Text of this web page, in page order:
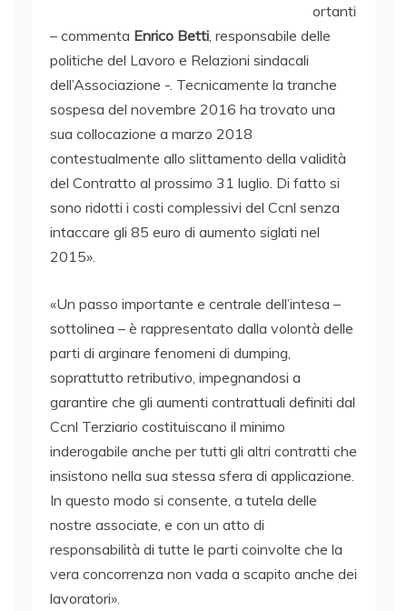
ortanti
– commenta Enrico Betti , responsabile delle
politiche del Lavoro e Relazioni sindacali
dell’Associazione -. Tecnicamente la tranche
sospesa del novembre 2016 ha trovato una
sua collocazione a marzo 2018
contestualmente allo slittamento della validità
del Contratto al prossimo 31 luglio. Di fatto si
sono ridotti i costi complessivi del Ccnl senza
intaccare gli 85 euro di aumento siglati nel
2015».
«Un passo importante e centrale dell’intesa –
sottolinea – è rappresentato dalla volontà delle
parti di arginare fenomeni di dumping,
soprattutto retributivo, impegnandosi a
garantire che gli aumenti contrattuali definiti dal
Ccnl Terziario costituiscano il minimo
inderogabile anche per tutti gli altri contratti che
insistono nella sua stessa sfera di applicazione.
In questo modo si consente, a tutela delle
nostre associate, e con un atto di
responsabilità di tutte le parti coinvolte che la
vera concorrenza non vada a scapito anche dei
lavoratori».